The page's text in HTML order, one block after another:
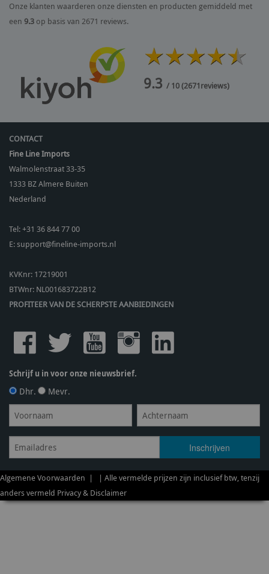
Onze klanten waarderen onze diensten en producten gemiddeld met
een 9.3 op basis van 2671 reviews.
9.3 / 10(2671reviews)
CONTACT
Fine Line Imports
Walmolenstraat 33-35
1333 BZAlmere Buiten
Nederland
Tel:+31 36 844 77 00
E:support@fineline-imports.nl
KVKnr: 17219001
BTWnr: NL001683722B12
PROFITEER VAN DE SCHERPSTE AANBIEDINGEN
Schrijf u in voor onze nieuwsbrief.
Dhr. Mevr.
Algemene Voorwaarden | | Alle vermelde prijzen zijn inclusief btw, tenzij
anders vermeld Privacy & Disclaimer